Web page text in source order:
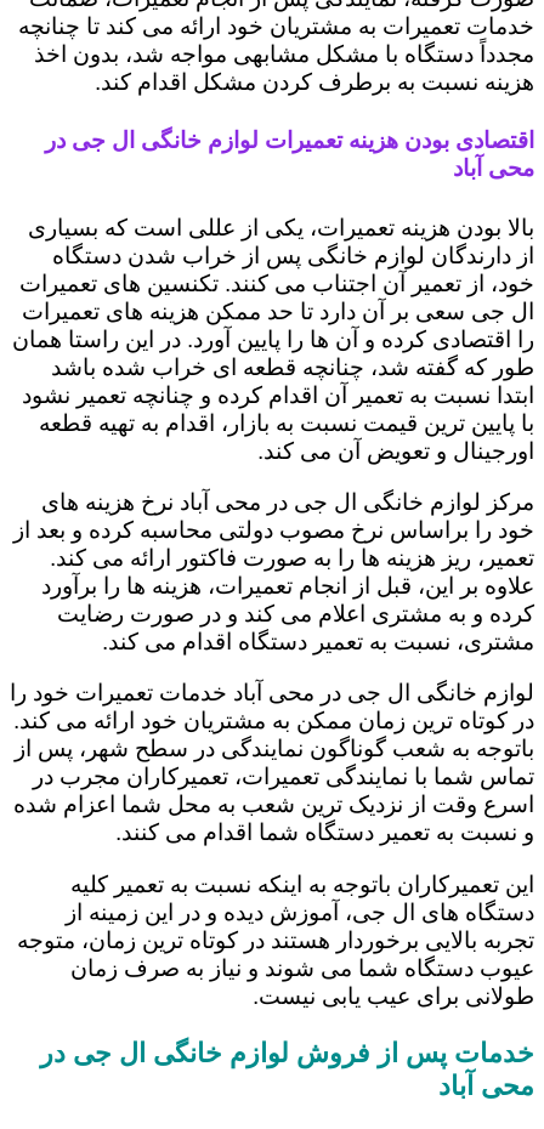
خدمات تعمیرات به مشتریان خود ارائه می کند تا چنانچه
مجدداً دستگاه با مشکل مشابهی مواجه شد، بدون اخذ
هزینه نسبت به برطرف کردن مشکل اقدام کند.
اقتصادی بودن هزینه تعمیرات لوازم خانگی ال جی در
محی آباد
بالا بودن هزینه تعمیرات، یکی از عللی است که بسیاری
از دارندگان لوازم خانگی پس از خراب شدن دستگاه
خود، از تعمیر آن اجتناب می کنند. تکنسین های تعمیرات
ال جی سعی بر آن دارد تا حد ممکن هزینه های تعمیرات
را اقتصادی کرده و آن ها را پایین آورد. در این راستا همان
طور که گفته شد، چنانچه قطعه ای خراب شده باشد
ابتدا نسبت به تعمیر آن اقدام کرده و چنانچه تعمیر نشود
با پایین ترین قیمت نسبت به بازار، اقدام به تهیه قطعه
اورجینال و تعویض آن می کند.
مرکز لوازم خانگی ال جی در محی آباد نرخ هزینه های
خود را براساس نرخ مصوب دولتی محاسبه کرده و بعد از
تعمیر، ریز هزینه ها را به صورت فاکتور ارائه می کند.
علاوه بر این، قبل از انجام تعمیرات، هزینه ها را برآورد
کرده و به مشتری اعلام می کند و در صورت رضایت
مشتری، نسبت به تعمیر دستگاه اقدام می کند.
لوازم خانگی ال جی در محی آباد خدمات تعمیرات خود را
در کوتاه ترین زمان ممکن به مشتریان خود ارائه می کند.
باتوجه به شعب گوناگون نمایندگی در سطح شهر، پس از
تماس شما با نمایندگی تعمیرات، تعمیرکاران مجرب در
اسرع وقت از نزدیک ترین شعب به محل شما اعزام شده
و نسبت به تعمیر دستگاه شما اقدام می کنند.
این تعمیرکاران باتوجه به اینکه نسبت به تعمیر کلیه
دستگاه های ال جی، آموزش دیده و در این زمینه از
تجربه بالایی برخوردار هستند در کوتاه ترین زمان، متوجه
عیوب دستگاه شما می شوند و نیاز به صرف زمان
طولانی برای عیب یابی نیست.
خدمات پس از فروش لوازم خانگی ال جی در
محی آباد